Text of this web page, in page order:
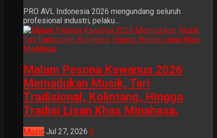
PRO AVL Indonesia 2026 mengundang seluruh
profesional industri, pelaku...
Malam Pesona Kawanua 2026
Memadukan Musik, Tari
Tradisional, Kolintang, Hingga
Tradisi Lisan Khas Minahasa.
Music Jul 27, 2026 0